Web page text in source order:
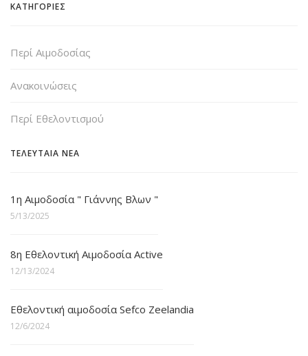
ΚΑΤΗΓΟΡΙΕΣ
Περί Αιμοδοσίας
Ανακοινώσεις
Περί Εθελοντισμού
ΤΕΛΕΥΤΑΙΑ ΝΕΑ
1η Αιμοδοσία " Γιάννης Βλων "
5/13/2025
8η Εθελοντική Αιμοδοσία Active
12/13/2024
Εθελοντική αιμοδοσία Sefco Zeelandia
12/6/2024